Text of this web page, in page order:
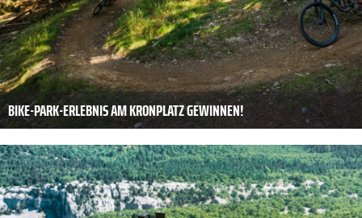
BIKE-PARK-ERLEBNIS AM KRONPLATZ GEWINNEN!